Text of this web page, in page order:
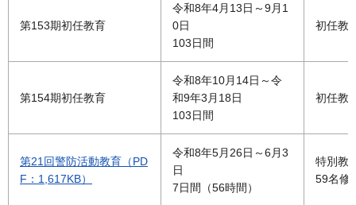
第153期初任教育
令和8年4月13日～9月1
0日
103日間
初任教
第154期初任教育
令和8年10月14日～令
和9年3月18日
103日間
初任教
第21回警防活動教育（PD
F：1,617KB）
令和8年5月26日～6月3
日
7日間（56時間）
特別教
59名修